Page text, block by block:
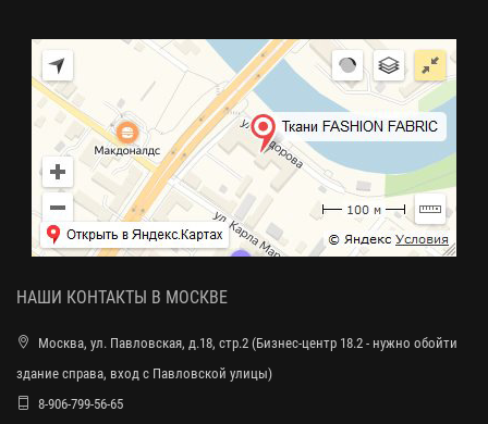
НАШИ КОНТАКТЫ В МОСКВЕ
Москва, ул. Павловская, д.18, стр.2 (Бизнес-центр 18.2 - нужно обойти
здание справа, вход с Павловской улицы)
8-906-799-56-65